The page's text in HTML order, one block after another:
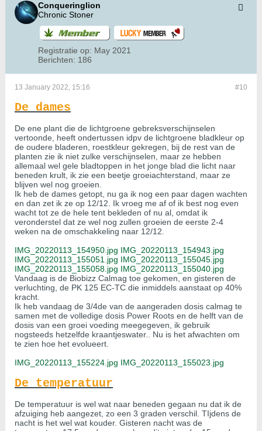
Conqueringlion
Chronic Stoner
Registratie op: May 2021
Berichten: 186
#10
13 January 2022, 15:16
De dames
De ene plant die de lichtgroene gebreksverschijnselen
vertoonde, heeft ondertussen idpv de lichtgroene bladkleur op
de oudere bladeren, roestkleur gekregen, bij de rest van de
planten zie ik niet zulke verschijnselen, maar ze hebben
allemaal wel gele bladtoppen in het jonge blad die licht naar
beneden krult, ik zie een beetje groeiachterstand, maar ze
blijven wel nog groeien.
Ik heb de dames getopt, nu ga ik nog een paar dagen wachten
en dan zet ik ze op 12/12. Ik vroeg me af of ik best nog even
wacht tot ze de hele tent bekleden of nu al, omdat ik
veronderstel dat ze wel nog zullen groeien de eerste 2-4
weken na de omschakkeling naar 12/12.
IMG_20220113_154950.jpg IMG_20220113_154943.jpg
IMG_20220113_155051.jpg IMG_20220113_155045.jpg
IMG_20220113_155058.jpg IMG_20220113_155040.jpg
Vandaag is de Biobizz Calmag toe gekomen, en gisteren de
verluchting, de PK 125 EC-TC die inmiddels aanstaat op 40%
kracht.
Ik heb vandaag de 3/4de van de aangeraden dosis calmag te
samen met de volledige dosis Power Roots en de helft van de
dosis van een groei voeding meegegeven, ik gebruik
nogsteeds hetzelfde kraantjeswater.. Nu is het afwachten om
te zien hoe het evolueert.
IMG_20220113_155224.jpg IMG_20220113_155023.jpg
De temperatuur
De temperatuur is wel wat naar beneden gegaan nu dat ik de
afzuiging heb aangezet, zo een 3 graden verschil. TIjdens de
nacht is het wel wat kouder. Gisteren nacht was de